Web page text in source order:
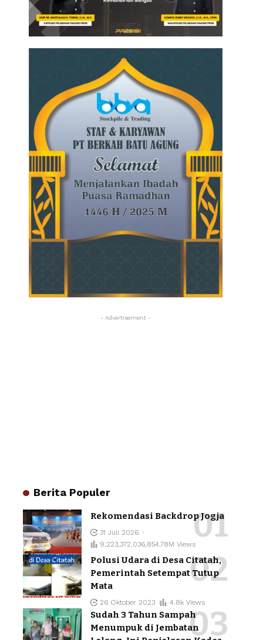
- Advertisement -
Berita Populer
Rekomendasi Backdrop Jogja
31 Juli 2026
9,223,372,036,854.78M Views
Polusi Udara di Desa Citatah,
Pemerintah Setempat Tutup
Mata
26 Oktober 2023 4.8k Views
Sudah 3 Tahun Sampah
Menumpuk di Jembatan